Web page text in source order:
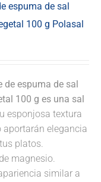
espuma de sal
100 g Polasal
de espuma de sal
100 g es una sal
esponjosa textura
elegancia
platos.
magnesio.
similar a